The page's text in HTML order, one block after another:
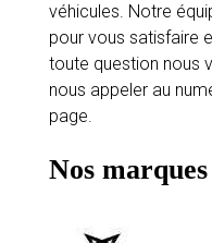
véhicules. Notre
pour vous satisfaire
toute question nous
nous appeler au
page.
Nos marques